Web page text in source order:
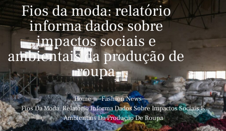
Fios da moda: relatório
informa dados sobre
impactos sociais e
ambientais da produção de
roupa
Home
Fashion News
Fios Da Moda: Relatório Informa Dados Sobre Impactos Sociais E
Ambientais Da Produção De Roupa